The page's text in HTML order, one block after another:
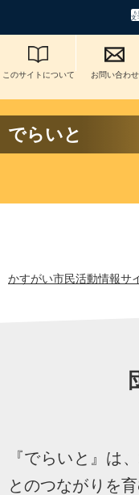
このサイトについて お問い合わせ
でらいと
かすがい市民活動情報サ
『でらいと』は
とのつながりを